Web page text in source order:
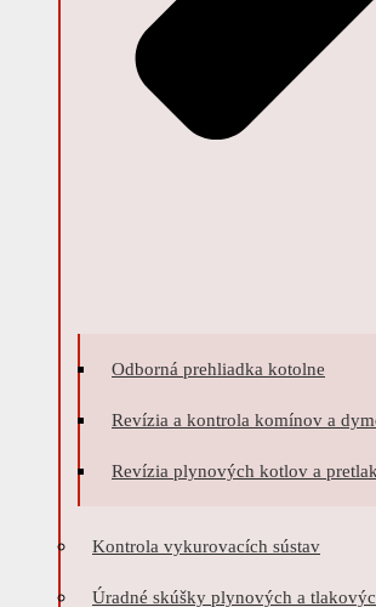
Odborná prehliadka kotolne
Revízia a kontrola komínov a
Revízia plynových kotlov a
Kontrola vykurovacích sústav
Úradné skúšky plynových a